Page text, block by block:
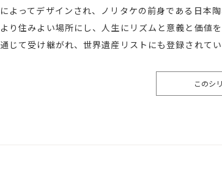
によってデザインされ、ノリタケの前身である日本
より住みよい場所にし、人生にリズムと意義と価値
通じて受け継がれ、世界遺産リストにも登録されてい
このシ